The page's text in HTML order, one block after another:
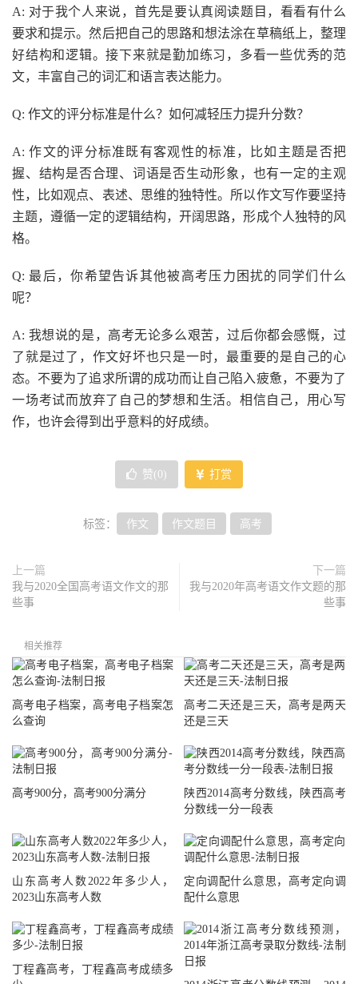
A: 对于我个人来说，首先是要认真阅读题目，看看有什么
要求和提示。然后把自己的思路和想法涂在草稿纸上，整理
好结构和逻辑。接下来就是勤加练习，多看一些优秀的范
文，丰富自己的词汇和语言表达能力。
Q: 作文的评分标准是什么？如何减轻压力提升分数？
A: 作文的评分标准既有客观性的标准，比如主题是否把
握、结构是否合理、词语是否生动形象，也有一定的主观
性，比如观点、表述、思维的独特性。所以作文写作要坚持
主题，遵循一定的逻辑结构，开阔思路，形成个人独特的风
格。
Q: 最后，你希望告诉其他被高考压力困扰的同学们什么
呢？
A: 我想说的是，高考无论多么艰苦，过后你都会感慨，过
了就是过了，作文好坏也只是一时，最重要的是自己的心
态。不要为了追求所谓的成功而让自己陷入疲惫，不要为了
一场考试而放弃了自己的梦想和生活。相信自己，用心写
作，也许会得到出乎意料的好成绩。
赞( 0 ) 打赏
标签： 作文 作文题目 高考
上一篇
我与2020全国高考语文作文的那
些事
下一篇
我与2020年高考语文作文题的那
些事
相关推荐
高考电子档案，高考电子档案怎
么查询
高考二天还是三天，高考是两天
还是三天
高考900分，高考900分满分
陕西2014高考分数线，陕西高考
分数线一分一段表
山东高考人数2022年多少人，
2023山东高考人数
定向调配什么意思，高考定向调
配什么意思
丁程鑫高考，丁程鑫高考成绩多